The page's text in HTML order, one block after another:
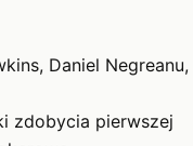
Daniel
zdobycia pierwszej